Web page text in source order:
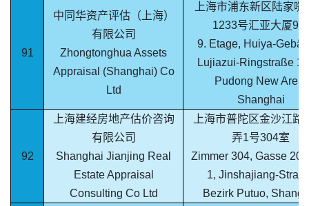
91
中同华资产评估（上海）
有限公司
Zhongtonghua Assets
Appraisal (Shanghai) Co
Ltd
上海市浦东新区陆家嘴
1233号汇亚大厦9层
9. Etage, Huiya-
Lujiazui-Ringstraße
Pudong New Area,
Shanghai
92
上海建经房地产估价咨询
有限公司
Shanghai Jianjing Real
Estate Appraisal
Consulting Co Ltd
上海市普陀区金沙江路
弄1号304室
Zimmer 304, Gasse
1, Jinshajiang-
Bezirk Putuo,